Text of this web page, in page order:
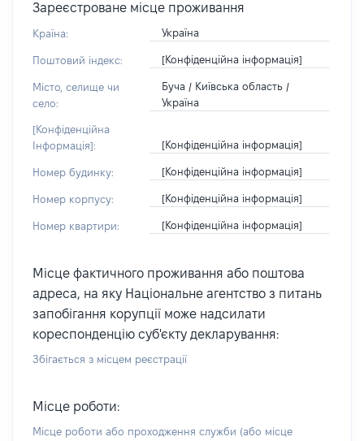
Зареєстроване місце проживання
Країна: Україна
Поштовий індекс: [Конфіденційна інформація]
Місто, селище чи
село:
Буча / Київська область /
Україна
[Конфіденційна
Інформація]:
[Конфіденційна інформація]
Номер будинку: [Конфіденційна інформація]
Номер корпусу: [Конфіденційна інформація]
Номер квартири: [Конфіденційна інформація]
Місце фактичного проживання або поштова
адреса, на яку Національне агентство з питань
запобігання корупції може надсилати
кореспонденцію суб'єкту декларування:
Збігається з місцем реєстрації
Місце роботи:
Місце роботи або проходження служби (або місце